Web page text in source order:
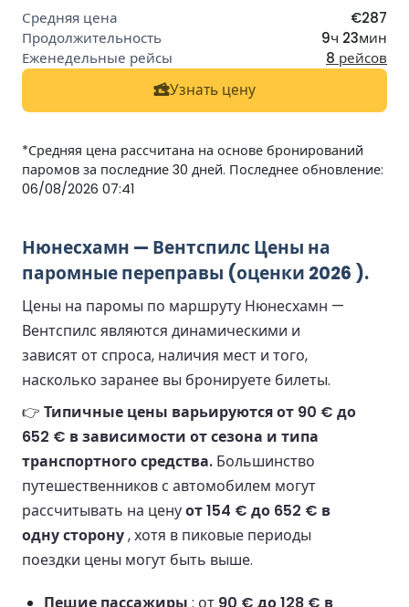
€287
9ч 23мин
8 рейсов
Узнать цену
*Средняя цена рассчитана на основе бронирований
паромов за последние 30 дней. Последнее обновление:
06/08/2026 07:41
Нюнесхамн — Вентспилс Цены на
паромные переправы (оценки 2026 ).
Цены на паромы по маршруту Нюнесхамн —
Вентспилс являются динамическими и
зависят от спроса, наличия мест и того,
насколько заранее вы бронируете билеты.
👉 Типичные цены варьируются от 90 € до
652 € в зависимости от сезона и типа
транспортного средства. Большинство
путешественников с автомобилем могут
рассчитывать на ценуот 154 € до 652 € в
одну сторону, хотя в пиковые периоды
поездки цены могут быть выше.